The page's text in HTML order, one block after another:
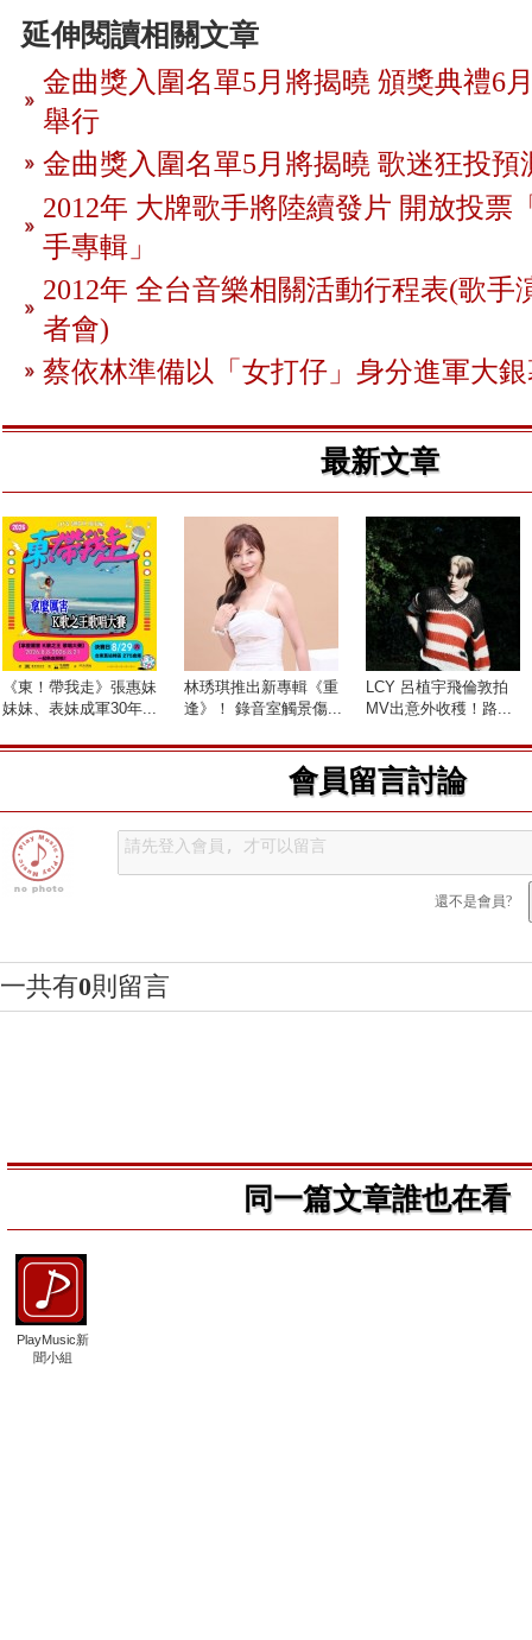
延伸閱讀相關文章
金曲獎入圍名單5月將揭曉 頒獎典禮6
舉行
金曲獎入圍名單5月將揭曉 歌迷狂投預
2012年 大牌歌手將陸續發片 開放投票
手專輯」
2012年 全台音樂相關活動行程表(歌手
者會)
蔡依林準備以「女打仔」身分進軍大
最新文章
《東！帶我走》張惠妹
妹妹、表妹成軍30年...
林琇琪推出新專輯《重
逢》！ 錄音室觸景傷...
LCY 呂植宇飛倫敦拍
MV出意外收穫！路...
會員留言討論
還不是會員?
一共有0則留言
同一篇文章誰也在看
PlayMusic新
聞小組